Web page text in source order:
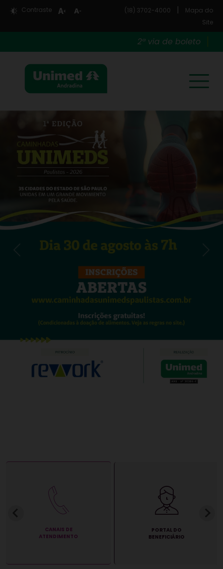
Contraste (18) 3702-4000 |
Mapa do
Site
2ª via de boleto
PORTAL DO
BENEFICIÁRIO
GUIA
MÉDICO